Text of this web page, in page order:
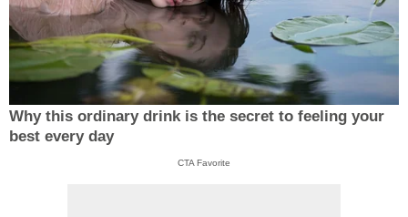
Why this ordinary drink is the secret to feeling your
best every day
CTA Favorite